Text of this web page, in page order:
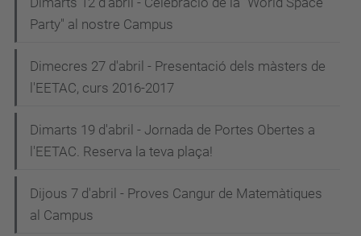
Party" al nostre Campus
Dimecres 27 d'abril - Presentació dels màsters de
l'EETAC, curs 2016-2017
Dimarts 19 d'abril - Jornada de Portes Obertes a
l'EETAC. Reserva la teva plaça!
Dijous 7 d'abril - Proves Cangur de Matemàtiques
al Campus